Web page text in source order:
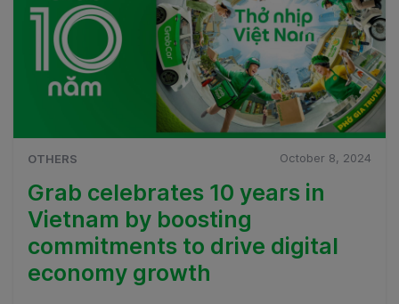
OTHERS October 8, 2024
Grab celebrates 10 years in
Vietnam by boosting
commitments to drive digital
economy growth